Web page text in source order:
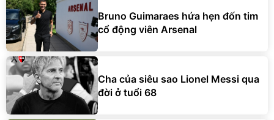
Bruno Guimaraes hứa hẹn đốn tim
cổ động viên Arsenal
Cha của siêu sao Lionel Messi qua
đời ở tuổi 68